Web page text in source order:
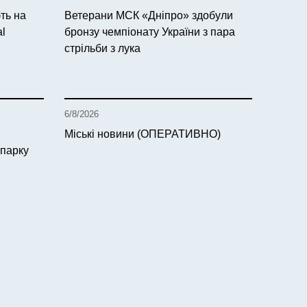
на
Ветерани МСК «Дніпро» здобули
бронзу чемпіонату України з пара
стрільби з лука
6/8/2026
Міські новини (ОПЕРАТИВНО)